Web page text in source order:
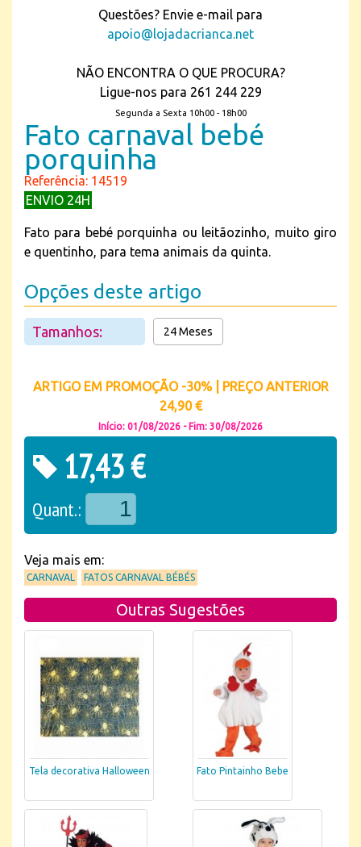
Questões? Envie e-mail para
apoio@lojadacrianca.net
NÃO ENCONTRA O QUE PROCURA?
Ligue-nos para 261 244 229
Segunda a Sexta 10h00 - 18h00
Fato carnaval bebé
porquinha
Referência: 14519
ENVIO 24H
Fato para bebé porquinha ou leitãozinho, muito giro
e quentinho, para tema animais da quinta.
Opções deste artigo
Tamanhos: 24 Meses
ARTIGO EM PROMOÇÃO -30% | PREÇO ANTERIOR
24,90 €
Início: 01/08/2026 - Fim: 30/08/2026
17,43 €
Quant.:
Veja mais em:
CARNAVAL FATOS CARNAVAL BÉBÉS
Outras Sugestões
Tela decorativa Halloween Fato Pintainho Bebe